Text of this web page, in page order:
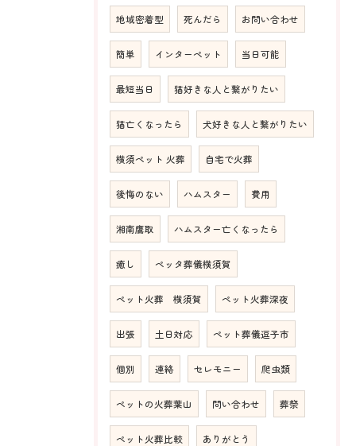
地域密着型 死んだら お問い合わせ
簡単 インターペット 当日可能
最短当日 猫好きな人と繋がりたい
猫亡くなったら 犬好きな人と繋がりたい
横須ペット 火葬 自宅で火葬
後悔のない ハムスター 費用
湘南鷹取 ハムスター亡くなったら
癒し ペッタ葬儀横須賀
ペット火葬 横須賀 ペット火葬深夜
出張 土日対応 ペット葬儀逗子市
個別 連絡 セレモニー 爬虫類
ペットの火葬葉山 問い合わせ 葬祭
ペット火葬比較 ありがとう